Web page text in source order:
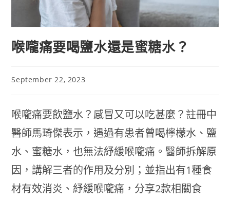
喉嚨痛要喝鹽水還是蜜糖水？
September 22, 2023
喉嚨痛要飲鹽水？感冒又可以吃甚麼？註冊中
醫師馬琦傑表示，遇過有患者曾喝檸檬水、鹽
水、蜜糖水，也無法紓緩喉嚨痛。醫師拆解原
因，講解三者的作用及分別；並指出有1種食
材有效消炎、紓緩喉嚨痛，分享2款相關食